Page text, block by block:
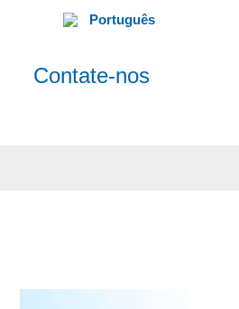
Português
Contate-nos